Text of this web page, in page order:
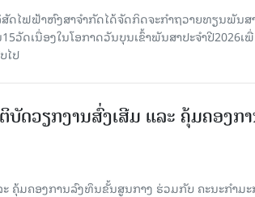
ດໄຟຟ້າຫົງສາຈໍາກັດໄດ້ຈັດກິດຈະກໍາຖວາຍທຽນພັນສ
ວັດເນື່ອງໃນໂອກາດວັນບຸນເຂົ້າພັນສາປະຈໍາປີ2026ເ
ໄປ
ດວຽກງານສົ່ງເສີມ ແລະ ຄຸ້ມຄອງກ
ຄຸ້ມຄອງການລົງທຶນຂັ້ນສູນກາງ ຮ່ວມກັບ ຄະນະກໍາມ